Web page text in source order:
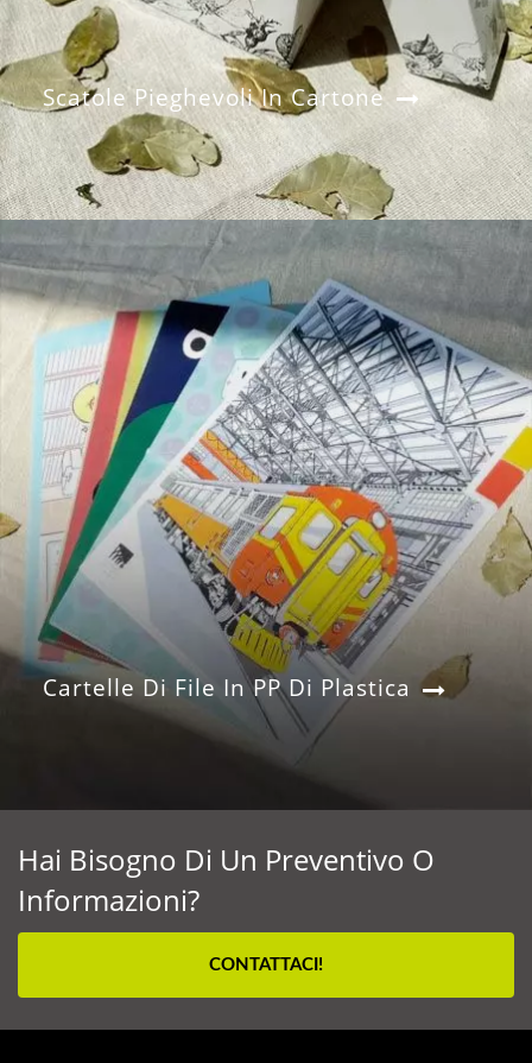
Scatole Pieghevoli In Cartone
Cartelle Di File In PP Di Plastica
Hai Bisogno Di Un Preventivo O
Informazioni?
CONTATTACI!